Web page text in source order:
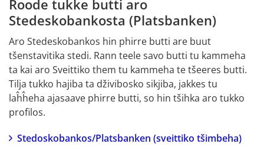
Roode tukke butti aro
Stedeskobankosta (Platsbanken)
Aro Stedeskobankos hin phirre butti are buut
tšenstavitika stedi. Rann teele savo butti tu kammeha
ta kai aro Sveittiko them tu kammeha te tšeeres butti.
Tilja tukko hajiba ta dživibosko sikjiba, jakkes tu
laĥĥeha ajasaave phirre butti, so hin tšihka aro tukko
profilos.
Stedoskobankos/Platsbanken (sveittiko tšimbeha)